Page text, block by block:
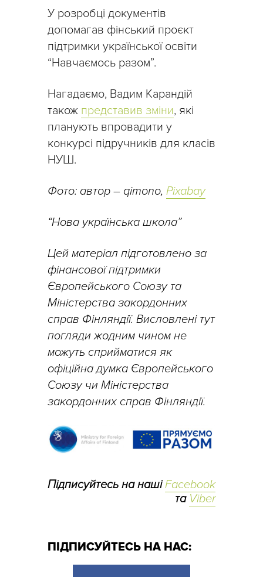
У розробці документів
допомагав фінський проєкт
підтримки української освіти
“Навчаємось разом”.
Нагадаємо, Вадим Карандій
також представив зміни, які
планують впровадити у
конкурсі підручників для класів
НУШ.
Фото: автор – qimono, Pixabay
“Нова українська школа”
Цей матеріал підготовлено за
фінансової підтримки
Європейського Союзу та
Міністерства закордонних
справ Фінляндії. Висловлені тут
погляди жодним чином не
можуть сприйматися як
офіційна думка Європейського
Союзу чи Міністерства
закордонних справ Фінляндії.
Підписуйтесь на нашіFacebook
та Viber
ПІДПИСУЙТЕСЬ НА НАС: